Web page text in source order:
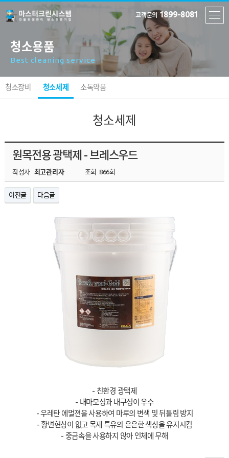
고객문의 1899-8081
청소용품
Best cleaning service
청소장비 청소세제 소독약품
청소세제
원목전용 광택제 - 브레스우드
작성자 최고관리자 조회 866회
이전글 다음글
- 친환경 광택제
- 내마모성과 내구성이 우수
- 우레탄 에멀젼을 사용하여 마루의 변색 및 뒤틀림 방지
- 황변현상이 없고 목재 특유의 은은한 색상을 유지시킴
- 중금속을 사용하지 않아 인체에 무해